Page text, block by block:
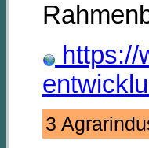
https://
3